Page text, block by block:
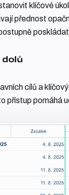
klíčové
přednost
cílů a
přístup pomáhá